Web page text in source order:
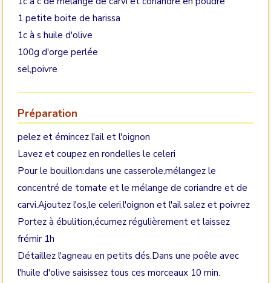
1 petite boite de harissa
1c à s huile d'olive
100g d'orge perlée
sel,poivre
Préparation
pelez et émincez l'ail et l'oignon
Lavez et coupez en rondelles le celeri
Pour le bouillon:dans une casserole,mélangez le
concentré de tomate et le mélange de coriandre et de
carvi.Ajoutez l'os,le celeri,l'oignon et l'ail salez et poivrez
Portez à ébulition,écumez régulièrement et laissez
frémir 1h
Détaillez l'agneau en petits dés.Dans une poêle avec
l'huile d'olive saisissez tous ces morceaux 10 min.